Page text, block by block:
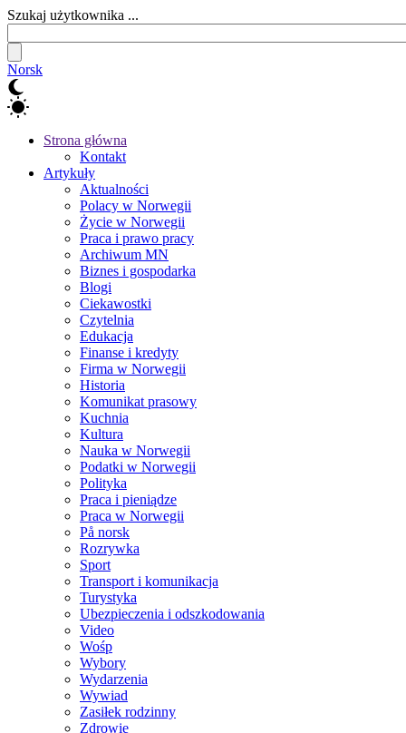
Szukaj użytkownika ...
Norsk
Strona główna
Kontakt
Artykuły
Aktualności
Polacy w Norwegii
Życie w Norwegii
Praca i prawo pracy
Archiwum MN
Biznes i gospodarka
Blogi
Ciekawostki
Czytelnia
Edukacja
Finanse i kredyty
Firma w Norwegii
Historia
Komunikat prasowy
Kuchnia
Kultura
Nauka w Norwegii
Podatki w Norwegii
Polityka
Praca i pieniądze
Praca w Norwegii
På norsk
Rozrywka
Sport
Transport i komunikacja
Turystyka
Ubezpieczenia i odszkodowania
Video
Wośp
Wybory
Wydarzenia
Wywiad
Zasiłek rodzinny
Zdrowie